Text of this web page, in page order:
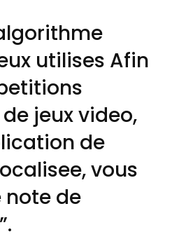
utilises Afin
jeux video,
de
vous
de